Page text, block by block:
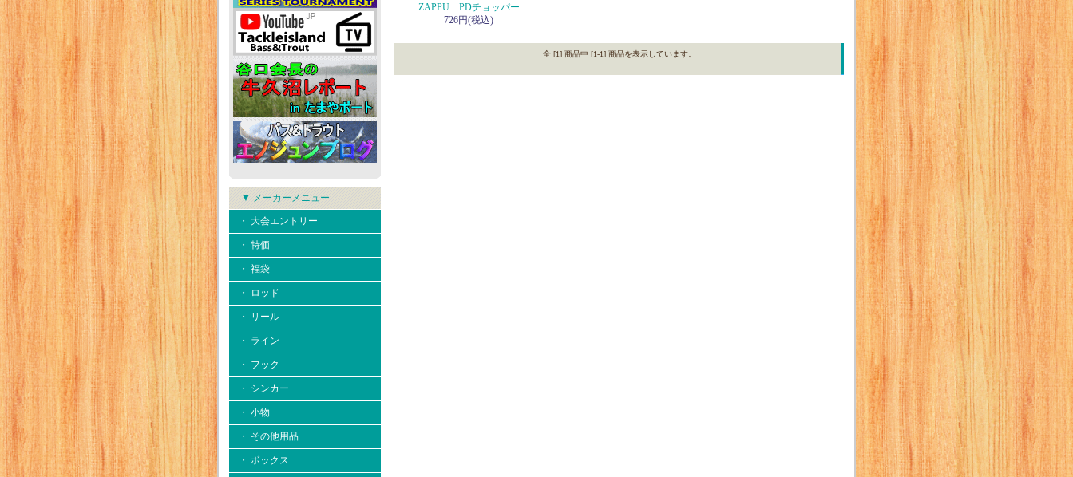
▼ メーカーメニュー
・ 大会エントリー
・ 特価
・ 福袋
・ ロッド
・ リール
・ ライン
・ フック
・ シンカー
・ 小物
・ その他用品
・ ボックス
ZAPPU PDチョッパー
726円(税込)
全 [1] 商品中 [1-1] 商品を表示しています。